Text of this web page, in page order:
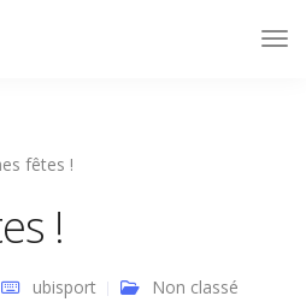
d’outils
fêtes !
!
ubisport Non classé